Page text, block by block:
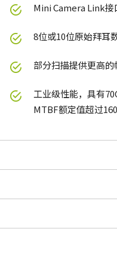
Mini Camera Link接
8位或10位原始拜耳
部分扫描提供更高的
工业级性能，具有
MTBF额定值超过
型号